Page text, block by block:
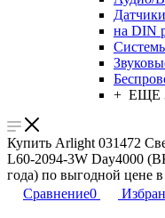
Датчики
на DIN
+ ЕЩЕ
Купить Arlight 031472
L60-2094-3W Day4000
года) по выгодной цене
Сравнение0